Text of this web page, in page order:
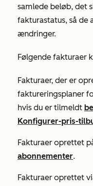
samlede beløb, det
fakturastatus, så de
ændringer.
Følgende fakturaer
Fakturaer, der er
faktureringsplaner
hvis du er tilmeldt
Konfigurer-pris-
Fakturaer oprettet
abonnementer.
Fakturaer oprettet